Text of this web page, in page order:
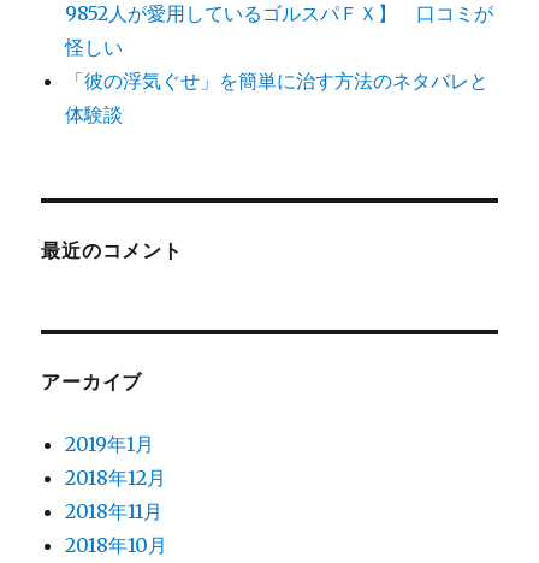
9852人が愛用しているゴルスパＦＸ】 口コミが
怪しい
「彼の浮気ぐせ」を簡単に治す方法のネタバレと
体験談
最近のコメント
アーカイブ
2019年1月
2018年12月
2018年11月
2018年10月